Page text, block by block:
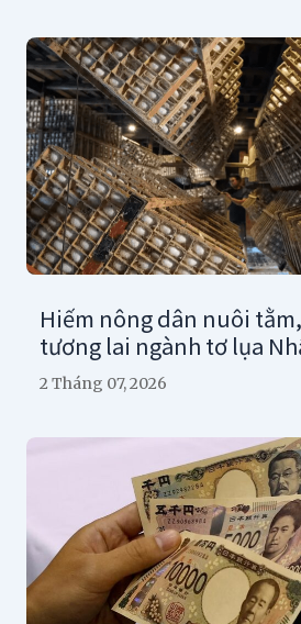
Hiếm nông dân nuôi
tương lai ngành tơ lụa
2 Tháng 07, 2026